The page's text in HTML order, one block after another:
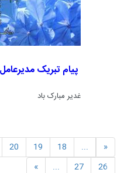
پیام تبریک
غدیر مبارک باد
به انسان ارزانی شد و
داد و امری که ابلاغ شد
«
...
18
19
20
26
27
...
»